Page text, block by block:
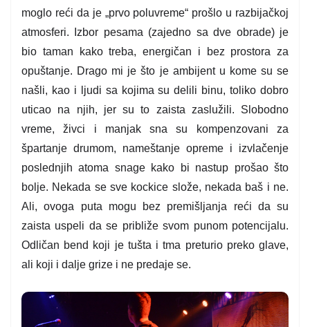
moglo reći da je „prvo poluvreme“ prošlo u razbijačkoj
atmosferi. Izbor pesama (zajedno sa dve obrade) je
bio taman kako treba, energičan i bez prostora za
opuštanje. Drago mi je što je ambijent u kome su se
našli, kao i ljudi sa kojima su delili binu, toliko dobro
uticao na njih, jer su to zaista zaslužili. Slobodno
vreme, živci i manjak sna su kompenzovani za
špartanje drumom, nameštanje opreme i izvlačenje
poslednjih atoma snage kako bi nastup prošao što
bolje. Nekada se sve kockice slože, nekada baš i ne.
Ali, ovoga puta mogu bez premišljanja reći da su
zaista uspeli da se približe svom punom potencijalu.
Odličan bend koji je tušta i tma preturio preko glave,
ali koji i dalje grize i ne predaje se.